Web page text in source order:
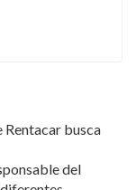
busca
del